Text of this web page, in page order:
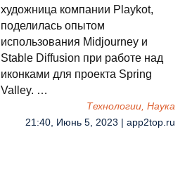
художница компании Playkot,
поделилась опытом
использования Midjourney и
Stable Diffusion при работе над
иконками для проекта Spring
Valley. …
Технологии, Наука
21:40, Июнь 5, 2023 | app2top.ru